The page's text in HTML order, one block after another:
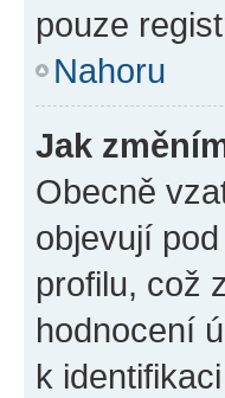
pouze
Nahoru
Jak
Obecně
objevují
profilu, což
hodnocení
k